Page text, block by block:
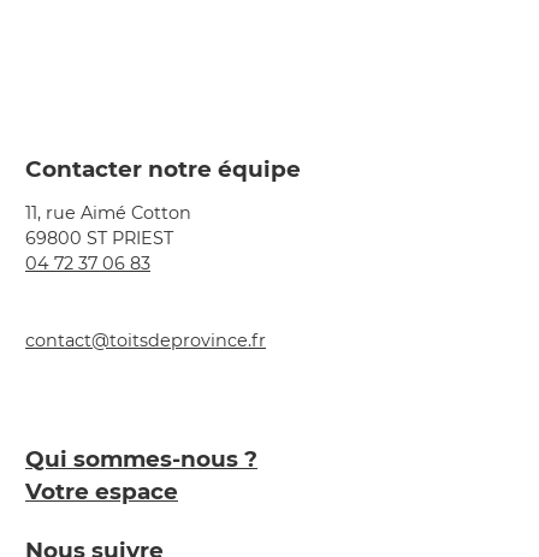
Contacter notre équipe
11, rue Aimé Cotton
69800 ST PRIEST
04 72 37 06 83
contact@toitsdeprovince.fr
Qui sommes-nous ?
Votre espace
Nous suivre